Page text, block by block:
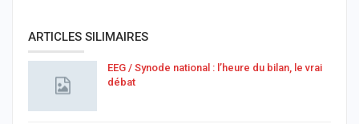
ARTICLES SILIMAIRES
EEG / Synode national : l’heure du bilan, le vrai
débat